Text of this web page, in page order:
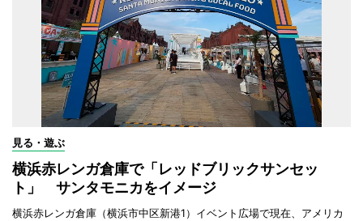
見る・遊ぶ
横浜赤レンガ倉庫で「レッドブリックサンセッ
ト」 サンタモニカをイメージ
横浜赤レンガ倉庫（横浜市中区新港1）イベント広場で現在、アメリカ